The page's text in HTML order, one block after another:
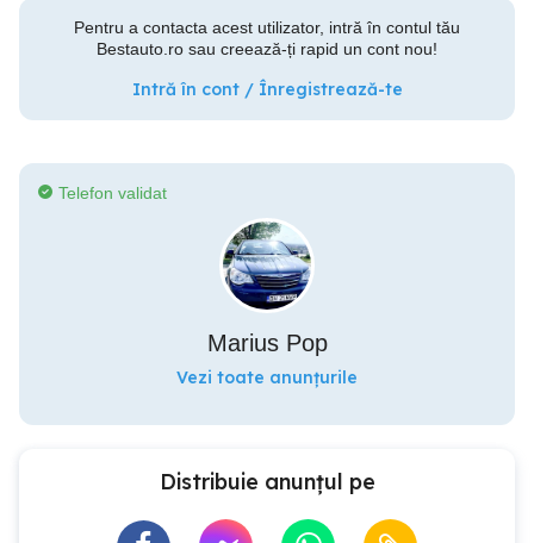
Pentru a contacta acest utilizator, intră în contul tău
Bestauto.ro sau creează-ți rapid un cont nou!
Intră în cont / Înregistrează-te
Telefon validat
Marius Pop
Vezi toate anunțurile
Distribuie anunțul pe